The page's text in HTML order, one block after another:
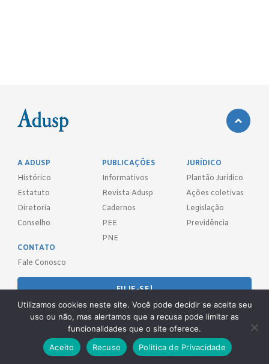
A ADUSP
Histórico
Estatuto
Diretoria
Conselho
PUBLICAÇÕES
Informativos
Revista Adusp
Cadernos
PEE
PNE
JURÍDICO
Plantão Jurídico
Ações coletivas
Legislação
Previdência
CONTATO
Fale Conosco
FILIE-SE!
REDES SOCIAIS
Utilizamos cookies neste site. Você pode decidir se aceita seu
uso ou não, mas alertamos que a recusa pode limitar as
funcionalidades que o site oferece.
Aceito
Recuso Politica de Privacidade